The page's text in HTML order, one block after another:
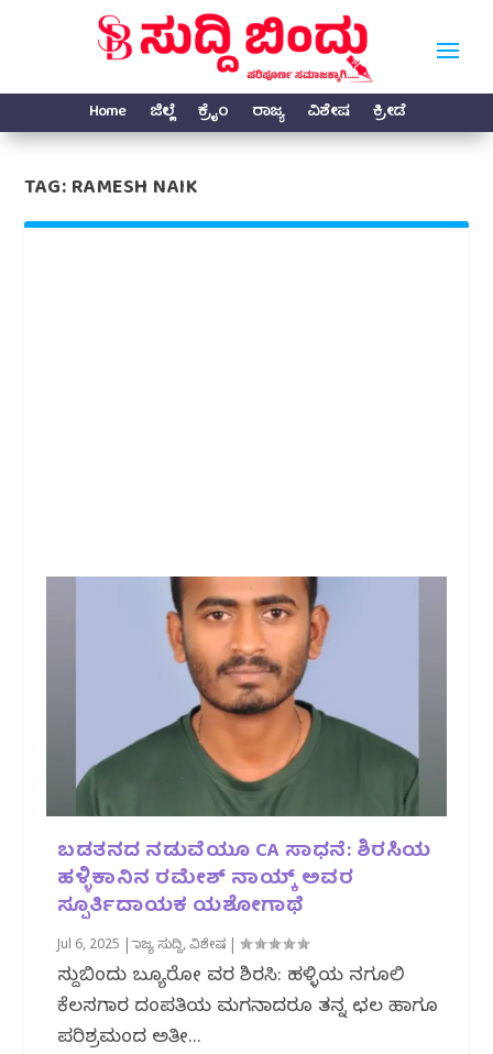
Home ಜಿಲ್ಲೆ ಕ್ರೈಂ ರಾಜ್ಯ ವಿಶೇಷ ಕ್ರೀಡೆ
TAG:RAMESH NAIK
ಬಡತನದ ನಡುವೆಯೂ CA ಸಾಧನೆ: ಶಿರಸಿಯ
ಹಳ್ಳಿಕಾನಿನ ರಮೇಶ್ ನಾಯ್ಕ್‌ ಅವರ
ಸ್ಪೂರ್ತಿದಾಯಕ ಯಶೋಗಾಥೆ
Jul 6, 2025 |ರಾಜ್ಯ ಸುದ್ದಿ,ವಿಶೇಷ |
ಸುದ್ದಿಬಿಂದು ಬ್ಯೂರೋ ವರದಿ ಶಿರಸಿ: ಹಳ್ಳಿಯ ದಿನಗೂಲಿ
ಕೆಲಸಗಾರ ದಂಪತಿಯ ಮಗನಾದರೂ ತನ್ನ ಛಲ ಹಾಗೂ
ಪರಿಶ್ರಮದಿಂದ ಅತೀ...